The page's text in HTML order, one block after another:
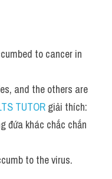
to cancer in
and the others are
TUTOR giải thích:
đứa khác chắc chắn
to the virus.